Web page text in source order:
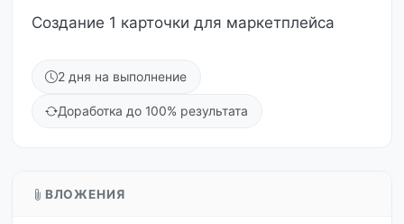
Создание 1 карточки для маркетплейса
2 дня на выполнение
Доработка до 100% результата
ВЛОЖЕНИЯ